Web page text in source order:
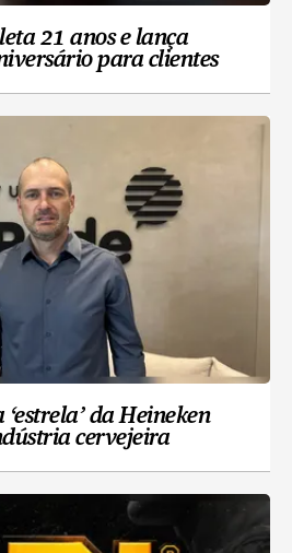
21 anos e lança
para clientes
‘estrela’ da Heineken
cervejeira